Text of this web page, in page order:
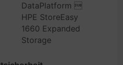
DataPlatform 
HPE StoreEasy
1660 Expanded
Storage